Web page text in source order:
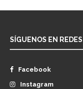
SÍGUENOS EN REDES
Facebook
Instagram